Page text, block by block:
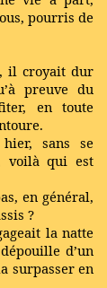
pourris de
il croyait dur
preuve du
en toute
sans se
voilà qui est
en général,
?
la natte
d’un
surpasser en